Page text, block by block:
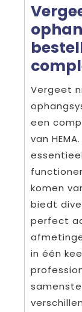
Vergeet
een
van
komen
biedt
perfect
in één